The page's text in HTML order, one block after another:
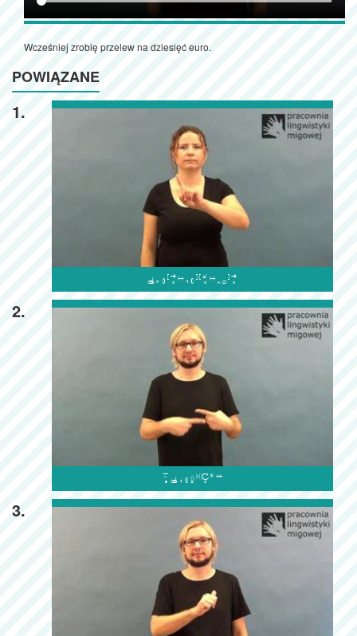
Wcześniej zrobię przelew na dziesięć euro.
POWIĄZANE
1.

2.

3.